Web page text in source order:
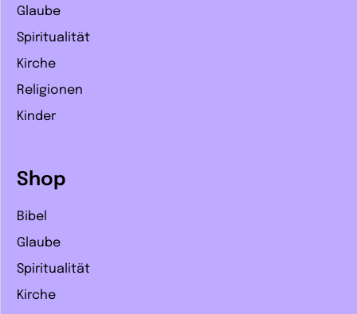
Glaube
Spiritualität
Kirche
Religionen
Kinder
Shop
Bibel
Glaube
Spiritualität
Kirche